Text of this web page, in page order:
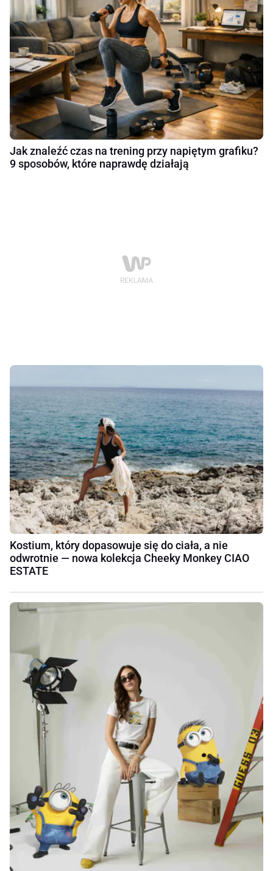
Jak znaleźć czas na trening przy napiętym grafiku?
9 sposobów, które naprawdę działają
Kostium, który dopasowuje się do ciała, a nie
odwrotnie — nowa kolekcja Cheeky Monkey CIAO
ESTATE